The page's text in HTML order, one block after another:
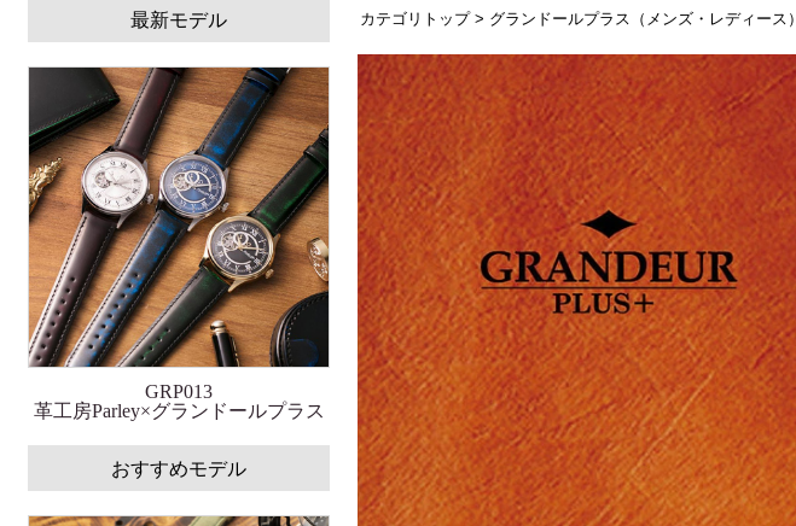
カテゴリトップ> グランドールプラス（メンズ・レディース）